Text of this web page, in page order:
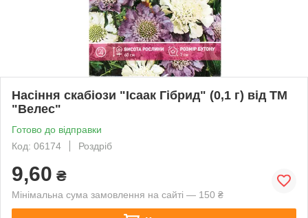
Насіння скабіози "Ісаак Гібрид" (0,1 г) від ТМ
"Велес"
Готово до відправки
Код: 06174
Роздріб
9,60 ₴
Мінімальна сума замовлення на сайті — 150 ₴